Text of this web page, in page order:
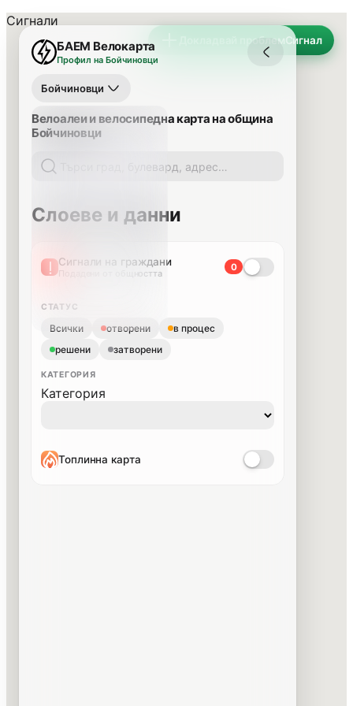
Докладвай проблемСигнал
БАЕМ Велокарта
Профил на Бойчиновци
Бойчиновци
Велоалеи и велосипедна карта на община
Бойчиновци
Слоеве и данни
Сигнали на граждани
Подадени от общността
0
СТАТУС
Всички отворени
в процес
решени
затворени
КАТЕГОРИЯ
Категория
Топлинна карта
Сигнали